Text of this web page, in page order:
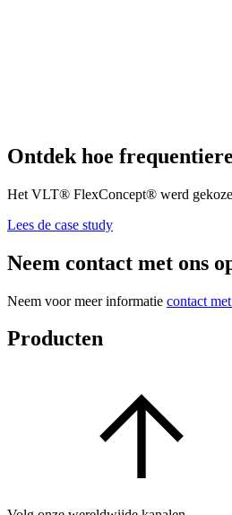
Ontdek hoe
Het VLT® FlexConcept® werd
Lees de case study
Neem contact met ons
Neem voor meer informatie contact
Producten